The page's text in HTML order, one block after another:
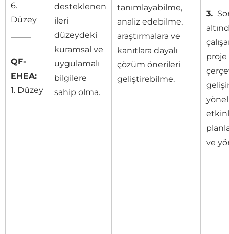
6.
Düzey
QF-
EHEA:
1. Düzey
desteklenen
ileri
düzeydeki
kuramsal ve
uygulamalı
bilgilere
sahip olma.
tanımlayabilme,
analiz edebilme,
araştırmalara ve
kanıtlara dayalı
çözüm önerileri
geliştirebilme.
3.
proje
ve